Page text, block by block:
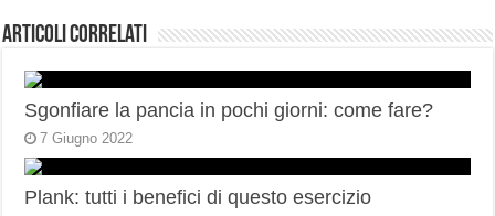
Articoli correlati
Sgonfiare la pancia in pochi giorni: come fare?
7 Giugno 2022
Plank: tutti i benefici di questo esercizio